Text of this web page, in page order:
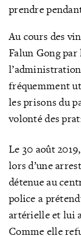
prendre
Au cours des
Falun Gong
fréquemment
les prisons du
volonté des
Le 30 août
lors d’une
détenue au
police a
artérielle et lui
Comme elle